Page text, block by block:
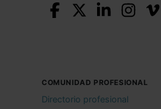
COMUNIDAD PROFESIONAL
Directorio profesional